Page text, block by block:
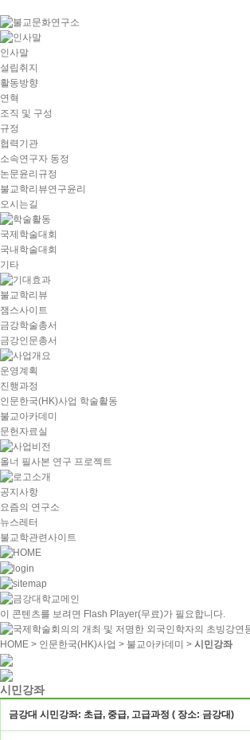
Local
Navigation
goto
Service
goto
copyright
인사말
설립취지
활동방향
연혁
조직 및 구성
규정
협력기관
소속연구자 동정
논문윤리규정
불교학리뷰연구윤리
오시는길
국제학술대회
국내학술대회
기타
불교학리뷰
잼스사이트
금강학술총서
금강인문총서
운영계획
진행과정
인문한국(HK)사업 학술활동
불교아카데미
문헌자료실
올너 필사본 연구 프로젝트
공지사항
요즘의 연구소
뉴스레터
불교학관련사이트
이 콘텐츠를 보려면 Flash Player(무료)가 필요합니다.
HOME > 인문한국(HK)사업 > 불교아카데미 > 시민강좌
시민강좌
금강대 시민강좌: 초급, 중급, 고급과정 ( 장소: 금강대)